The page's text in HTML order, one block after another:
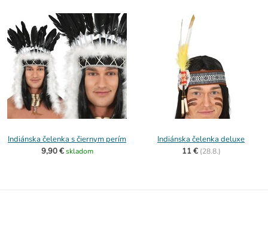
Indiánska čelenka s čiernym perím
9,90 € skladom
Indiánska čelenka deluxe
11 € (28.8.)